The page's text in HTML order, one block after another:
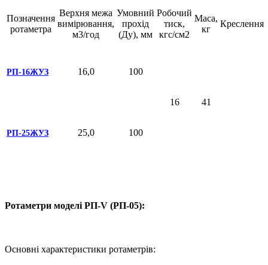
Позначення
ротаметра
Верхня межа
вимірювання,
м3/год
Умовний
прохід
(Ду), мм
Робочий
тиск,
кгс/см2
Маса,
кг
Креслення
РП-16ЖУЗ 16,0 100
16 41
РП-25ЖУЗ 25,0 100
Ротаметри моделі РП-V (РП-05):
Основні характеристики ротаметрів: